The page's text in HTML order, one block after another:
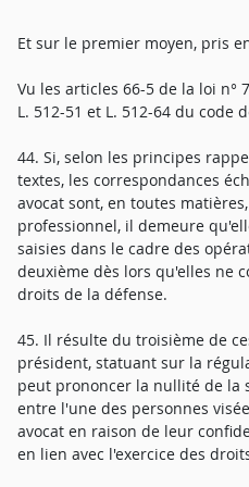
Et sur le premier moyen, pris
Vu les articles 66-5 de la loi n°
L. 512-51 et L. 512-64 du code
44. Si, selon les principes
textes, les correspondances
avocat sont, en toutes
professionnel, il demeure
saisies dans le cadre des
deuxième dès lors qu'elles ne
droits de la défense.
45. Il résulte du troisième de
président, statuant sur la
peut prononcer la nullité de la
entre l'une des personnes
avocat en raison de leur
en lien avec l'exercice des